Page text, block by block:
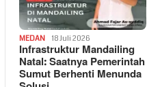
MEDAN 18 Juli 2026
Infrastruktur Mandailing
Natal: Saatnya Pemerintah
Sumut Berhenti Menunda